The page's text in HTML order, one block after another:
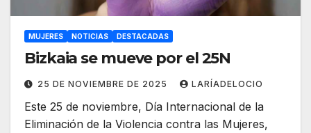
MUJERES NOTICIAS DESTACADAS
Bizkaia se mueve por el 25N
25 DE NOVIEMBRE DE 2025 LARÍADELOCIO
Este 25 de noviembre, Día Internacional de la
Eliminación de la Violencia contra las Mujeres,